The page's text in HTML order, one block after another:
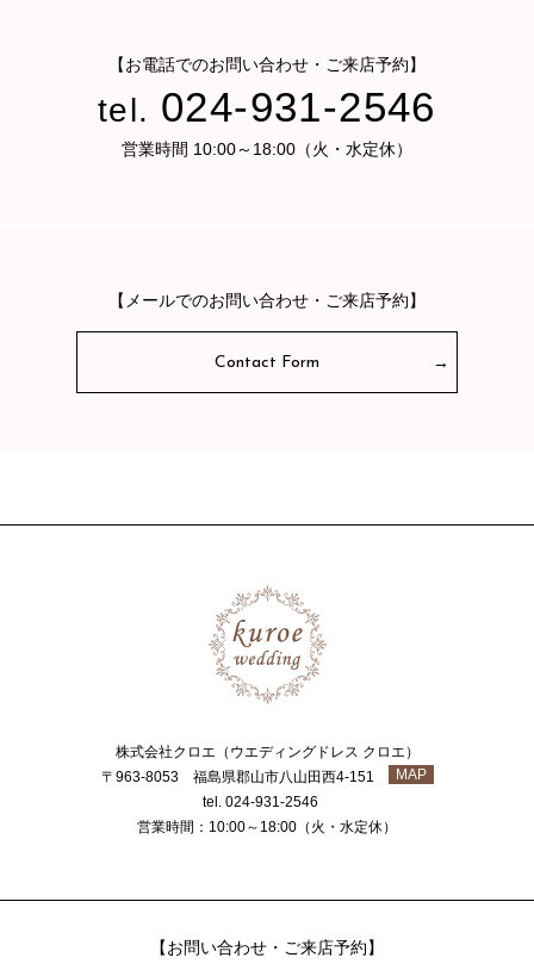
【お電話でのお問い合わせ・ご来店予約】
tel. 024-931-2546
営業時間 10:00～18:00（火・水定休）
【メールでのお問い合わせ・ご来店予約】
Contact Form
株式会社クロエ（ウエディングドレス クロエ）
〒963-8053 福島県郡山市八山田西4-151
MAP
tel. 024-931-2546
営業時間：10:00～18:00（火・水定休）
【お問い合わせ・ご来店予約】